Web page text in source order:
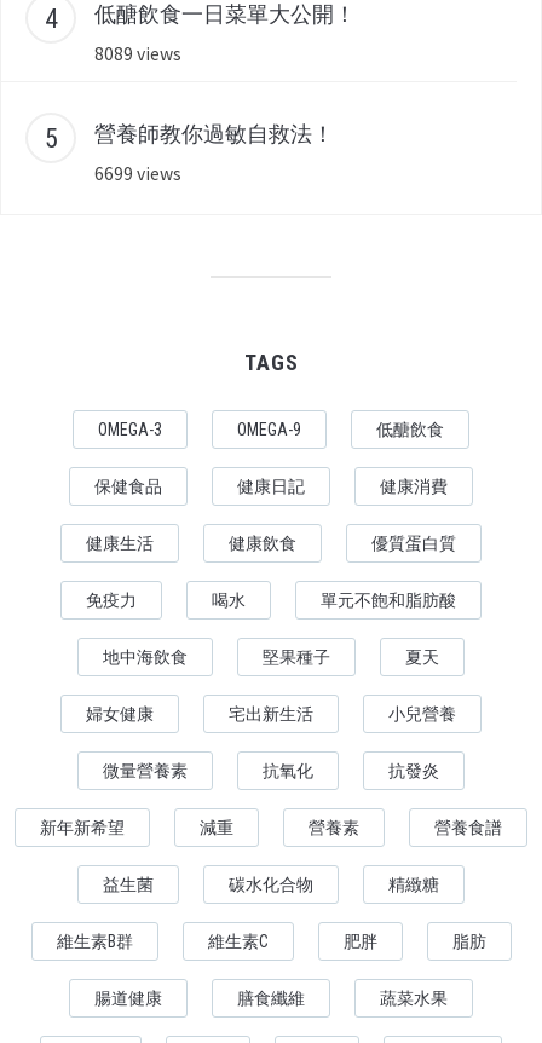
低醣飲食一日菜單大公開！
8089 views
營養師教你過敏自救法！
6699 views
TAGS
OMEGA-3 OMEGA-9 低醣飲食
保健食品 健康日記 健康消費
健康生活 健康飲食 優質蛋白質
免疫力 喝水 單元不飽和脂肪酸
地中海飲食 堅果種子 夏天
婦女健康 宅出新生活 小兒營養
微量營養素 抗氧化 抗發炎
新年新希望 減重 營養素 營養食譜
益生菌 碳水化合物 精緻糖
維生素B群 維生素C 肥胖 脂肪
腸道健康 膳食纖維 蔬菜水果